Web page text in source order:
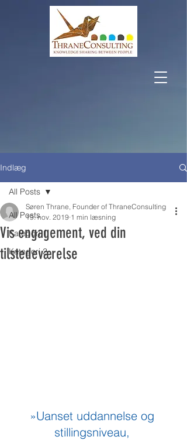
Indlæg
All Posts
Kategori 1
Kategori 2
All Posts
Vis engagement, ved din
tilstedeværelse
Søren Thrane, Founder of ThraneConsulting
19. nov. 2019 1 min læsning
»Uanset uddannelse og
stillingsniveau,